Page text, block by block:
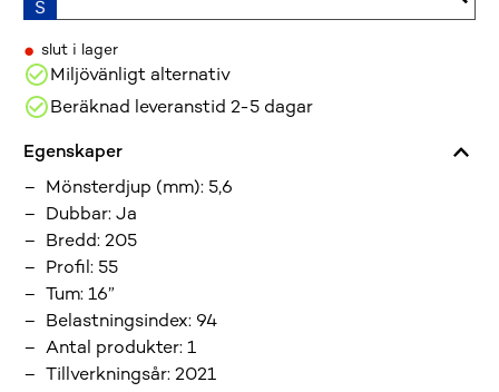
• slut i lager
Miljövänligt alternativ
Beräknad leveranstid 2-5 dagar
Egenskaper
Mönsterdjup (mm): 5,6
Dubbar:Ja
Bredd:205
Profil: 55
Tum:16”
Belastningsindex: 94
Antal produkter:1
Tillverkningsår:2021